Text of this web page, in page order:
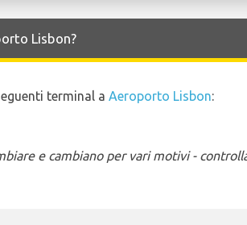
Lisbon?
terminal a Aeroporto Lisbon:
e cambiano per vari motivi -